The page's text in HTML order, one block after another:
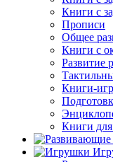
Книги с
Прописи
Общее
Книги с
Развитие
Книги-
Книги